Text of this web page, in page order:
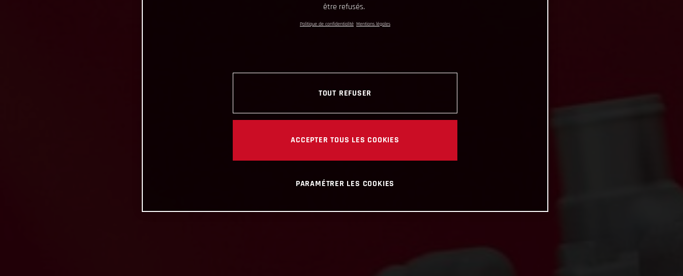
être refusés.
Politique de confidentialité Mentions légales
TOUT REFUSER
ACCEPTER TOUS LES COOKIES
PARAMÉTRER LES COOKIES